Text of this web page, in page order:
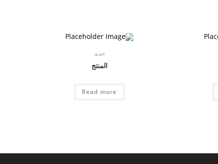
جديد
المنتج
Read more